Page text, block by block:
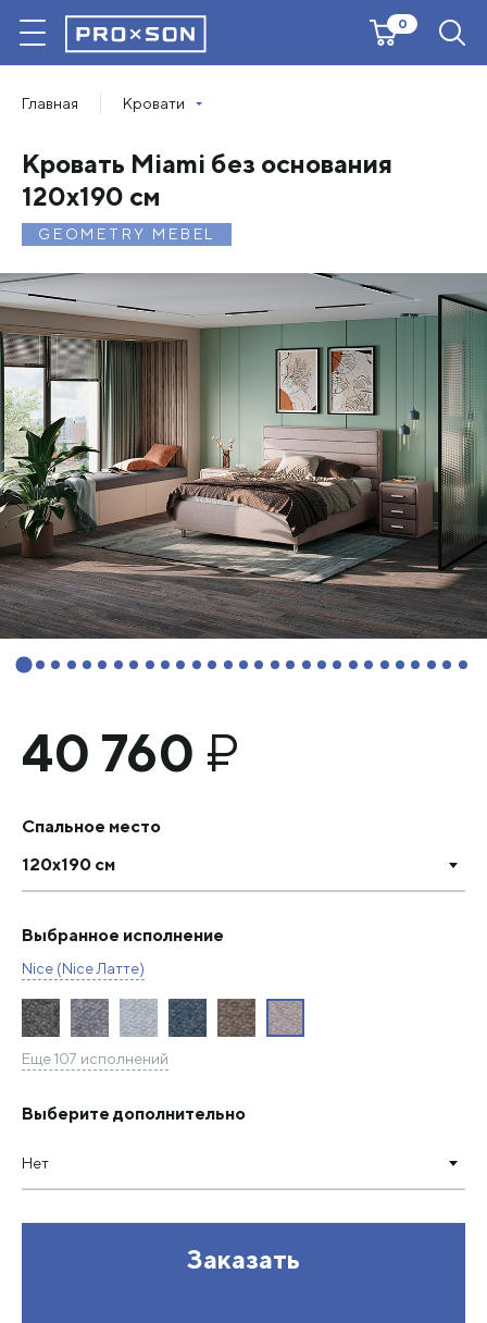
0
Главная Кровати
GEOMETRY MEBEL
Кровать Miami без основания
120х190 см
40 760 ₽
Спальное место
120х190 см
Выбранное исполнение
Nice (Nice Латте)
Еще 107 исполнений
Выберите дополнительно
Нет
Заказать